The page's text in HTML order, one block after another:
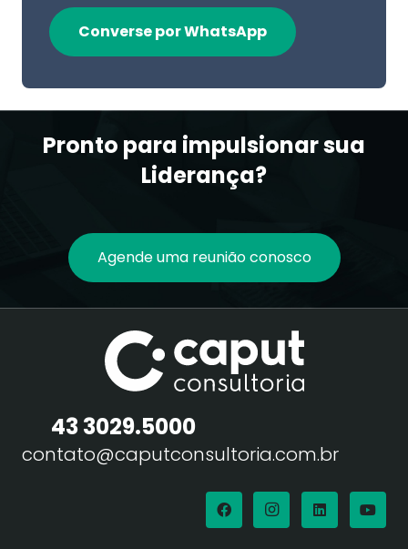
Converse por WhatsApp
Pronto para impulsionar sua
Liderança?
Agende uma reunião conosco
43 3029.5000
contato@caputconsultoria.com.br